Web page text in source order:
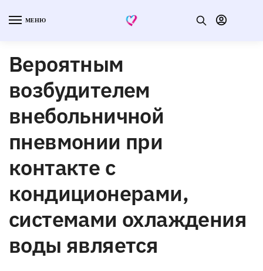
МЕНЮ
Вероятным
возбудителем
внебольничной
пневмонии при
контакте с
кондиционерами,
системами охлаждения
воды является